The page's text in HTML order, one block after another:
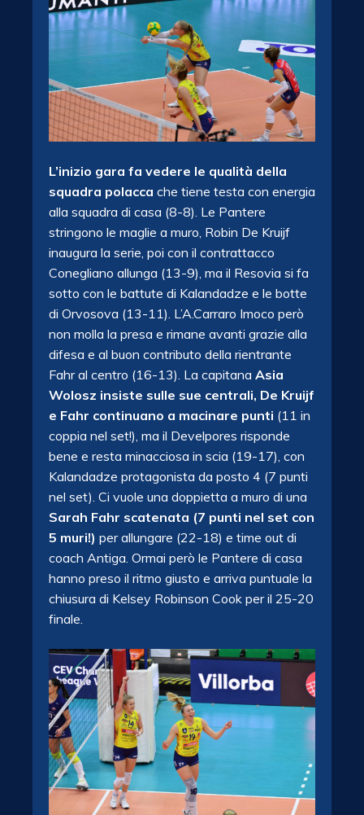
L’inizio gara fa vedere le qualità della
squadra polacca che tiene testa con energia
alla squadra di casa (8-8). Le Pantere
stringono le maglie a muro, Robin De Kruijf
inaugura la serie, poi con il contrattacco
Conegliano allunga (13-9), ma il Resovia si fa
sotto con le battute di Kalandadze e le botte
di Orvosova (13-11). L’A.Carraro Imoco però
non molla la presa e rimane avanti grazie alla
difesa e al buon contributo della rientrante
Fahr al centro (16-13). La capitana Asia
Wolosz insiste sulle sue centrali, De Kruijf
e Fahr continuano a macinare punti (11 in
coppia nel set!), ma il Develpores risponde
bene e resta minacciosa in scia (19-17), con
Kalandadze protagonista da posto 4 (7 punti
nel set). Ci vuole una doppietta a muro di una
Sarah Fahr scatenata (7 punti nel set con
5 muri!) per allungare (22-18) e time out di
coach Antiga. Ormai però le Pantere di casa
hanno preso il ritmo giusto e arriva puntuale la
chiusura di Kelsey Robinson Cook per il 25-20
finale.